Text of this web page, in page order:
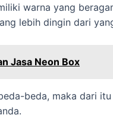
warna yang
lebih dingin dari
Jasa Neon Box
beda, maka dari